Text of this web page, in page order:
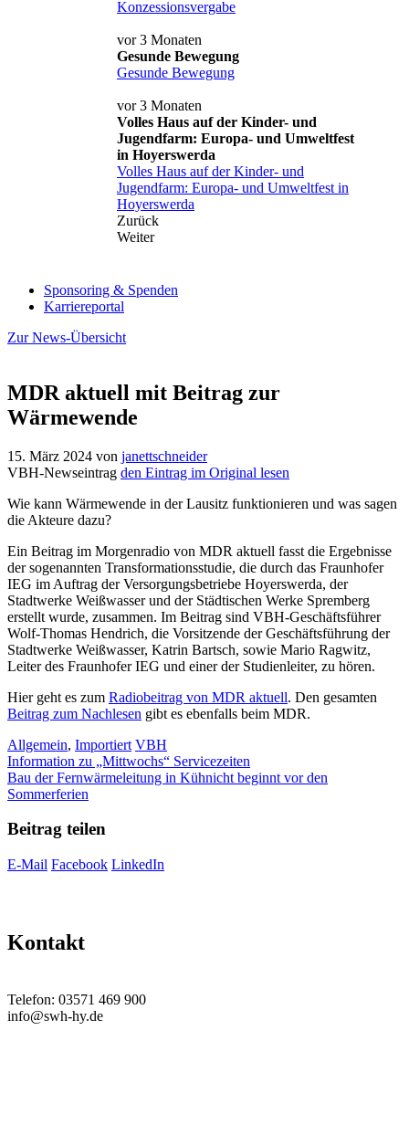
Konzessionsvergabe
vor 3 Monaten
Gesunde Bewegung
Gesunde Bewegung
vor 3 Monaten
Volles Haus auf der Kinder- und
Jugendfarm: Europa- und Umweltfest
in Hoyerswerda
Volles Haus auf der Kinder- und
Jugendfarm: Europa- und Umweltfest in
Hoyerswerda
Zurück
Weiter
Sponsoring & Spenden
Karriereportal
Zur News-Übersicht
MDR aktuell mit Beitrag zur
Wärmewende
15. März 2024 von janettschneider
VBH-Newseintrag den Eintrag im Original lesen
Wie kann Wärmewende in der Lausitz funktionieren und was sagen
die Akteure dazu?
Ein Beitrag im Morgenradio von MDR aktuell fasst die Ergebnisse
der sogenannten Transformationsstudie, die durch das Fraunhofer
IEG im Auftrag der Versorgungsbetriebe Hoyerswerda, der
Stadtwerke Weißwasser und der Städtischen Werke Spremberg
erstellt wurde, zusammen. Im Beitrag sind VBH-Geschäftsführer
Wolf-Thomas Hendrich, die Vorsitzende der Geschäftsführung der
Stadtwerke Weißwasser, Katrin Bartsch, sowie Mario Ragwitz,
Leiter des Fraunhofer IEG und einer der Studienleiter, zu hören.
Hier geht es zum Radiobeitrag von MDR aktuell. Den gesamten
Beitrag zum Nachlesen gibt es ebenfalls beim MDR.
Kategorien
Allgemein, Importiert Schlagwörter
VBH
Information zu „Mittwochs“ Servicezeiten
Bau der Fernwärmeleitung in Kühnicht beginnt vor den
Sommerferien
Beitrag teilen
E-Mail Facebook LinkedIn
Kontakt
Telefon: 03571 469 900
info@swh-hy.de